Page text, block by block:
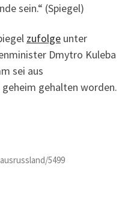
sein.“ (Spiegel)
zufolge unter
Dmytro Kuleba
sei aus
gehalten worden.
5499